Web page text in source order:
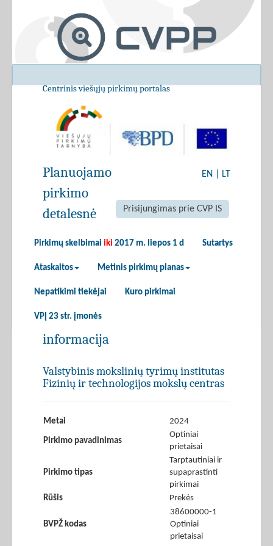
Centrinis viešųjų pirkimų portalas
EN LT
Prisijungimas prie CVP IS
Pirkimų skelbimai iki 2017 m. liepos 1 d Sutartys
Ataskaitos Metinis pirkimų planas
Nepatikimi tiekėjai Kuro pirkimai
VPĮ 23 str. įmonės
Planuojamo
pirkimo
detalesnė
informacija
Valstybinis mokslinių tyrimų institutas
Fizinių ir technologijos mokslų centras
Metai 2024
Pirkimo pavadinimas
Optiniai
prietaisai
Pirkimo tipas
Tarptautiniai ir
supaprastinti
pirkimai
Rūšis
Prekės
BVPŽ kodas
38600000-1
Optiniai
prietaisai